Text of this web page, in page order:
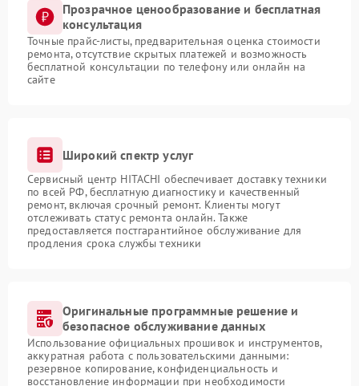
Прозрачное ценообразование и бесплатная
консультация
Точные прайс-листы, предварительная оценка стоимости
ремонта, отсутствие скрытых платежей и возможность
бесплатной консультации по телефону или онлайн на
сайте
Широкий спектр услуг
Сервисный центр HITACHI обеспечивает доставку техники
по всей РФ, бесплатную диагностику и качественный
ремонт, включая срочный ремонт. Клиенты могут
отслеживать статус ремонта онлайн. Также
предоставляется постгарантийное обслуживание для
продления срока службы техники
Оригинальные программные решение и
безопасное обслуживание данных
Использование официальных прошивок и инструментов,
аккуратная работа с пользовательскими данными:
резервное копирование, конфиденциальность и
восстановление информации при необходимости